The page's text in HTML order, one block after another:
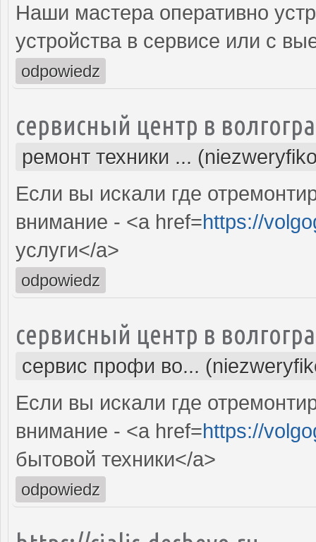
Наши мастера оперативно
устройства в сервисе или с
odpowiedz
сервисный центр в
ремонт техники ...
Если вы искали где
внимание - <a href=https://
услуги</a>
odpowiedz
сервисный центр в
сервис профи во...
Если вы искали где
внимание - <a href=https://
бытовой техники</a>
odpowiedz